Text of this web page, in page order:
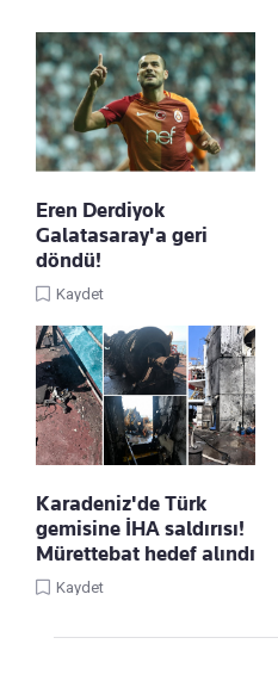
Eren Derdiyok
Galatasaray'a geri
döndü!
Kaydet
Karadeniz'de Türk
gemisine İHA saldırısı!
Mürettebat hedef alındı
Kaydet